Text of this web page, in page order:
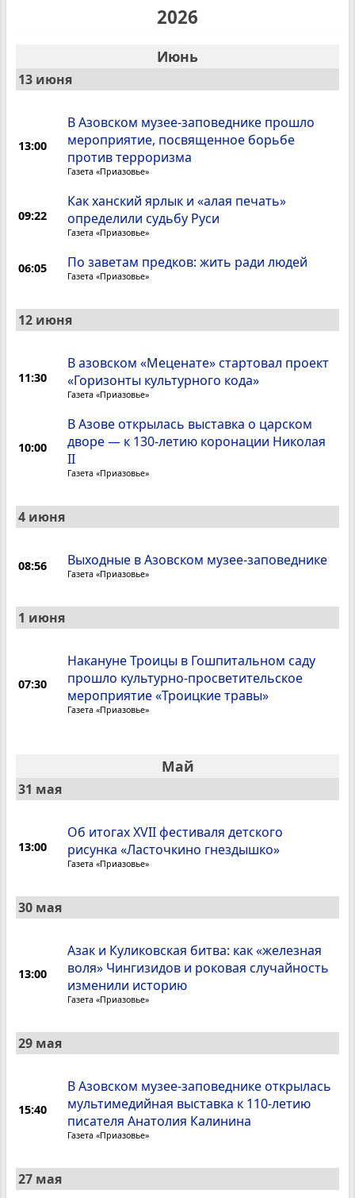
2026
Июнь
13 июня
13:00
В Азовском музее-заповеднике прошло
мероприятие, посвященное борьбе
против терроризма
Газета «Приазовье»
09:22
Как ханский ярлык и «алая печать»
определили судьбу Руси
Газета «Приазовье»
06:05 По заветам предков: жить ради людей
Газета «Приазовье»
12 июня
11:30
В азовском «Меценате» стартовал проект
«Горизонты культурного кода»
Газета «Приазовье»
10:00
В Азове открылась выставка о царском
дворе — к 130-летию коронации Николая
II
Газета «Приазовье»
4 июня
08:56 Выходные в Азовском музее-заповеднике
Газета «Приазовье»
1 июня
07:30
Накануне Троицы в Гошпитальном саду
прошло культурно-просветительское
мероприятие «Троицкие травы»
Газета «Приазовье»
Май
31 мая
13:00
Об итогах XVII фестиваля детского
рисунка «Ласточкино гнездышко»
Газета «Приазовье»
30 мая
13:00
Азак и Куликовская битва: как «железная
воля» Чингизидов и роковая случайность
изменили историю
Газета «Приазовье»
29 мая
15:40
В Азовском музее-заповеднике открылась
мультимедийная выставка к 110-летию
писателя Анатолия Калинина
Газета «Приазовье»
27 мая